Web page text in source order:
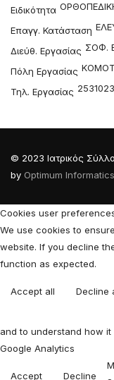
Ειδικότητα
Επαγγ. Κατάσταση
Διεύθ. Εργασίας ΣΟΦ.
Πόλη Εργασίας
Τηλ. Εργασίας
© 2023 Ιατρικός
by Optimum Informatics
Cookies user
We use cookies to
website. If you decline
function as expected.
Accept all Decline
and to understand how it
Google Analytics
Accept Decline